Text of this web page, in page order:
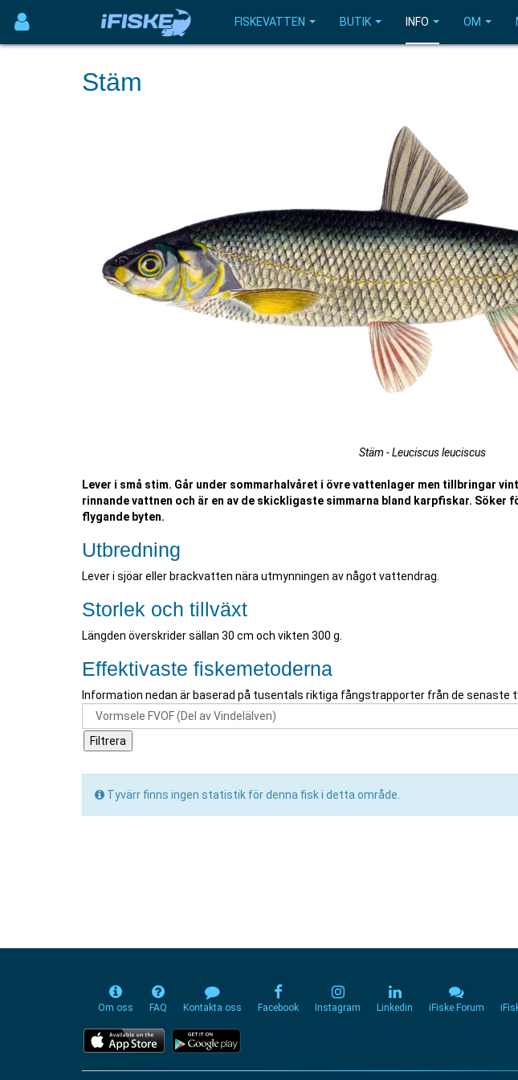
FISKEVATTEN BUTIK INFO OM
Stäm
Stäm - Leuciscus leuciscus
Lever i små stim. Går under sommarhalvåret i övre vattenlager men tillbringar
rinnande vattnen och är en av de skickligaste simmarna bland karpfiskar. Söker
flygande byten.
Utbredning
Lever i sjöar eller brackvatten nära utmynningen av något vattendrag.
Storlek och tillväxt
Längden överskrider sällan 30 cm och vikten 300 g.
Effektivaste fiskemetoderna
Information nedan är baserad på tusentals riktiga fångstrapporter från de senaste
Tyvärr finns ingen statistik för denna fisk i detta område.
Om oss FAQ Kontakta oss Facebook Instagram Linkedin iFiske Forum